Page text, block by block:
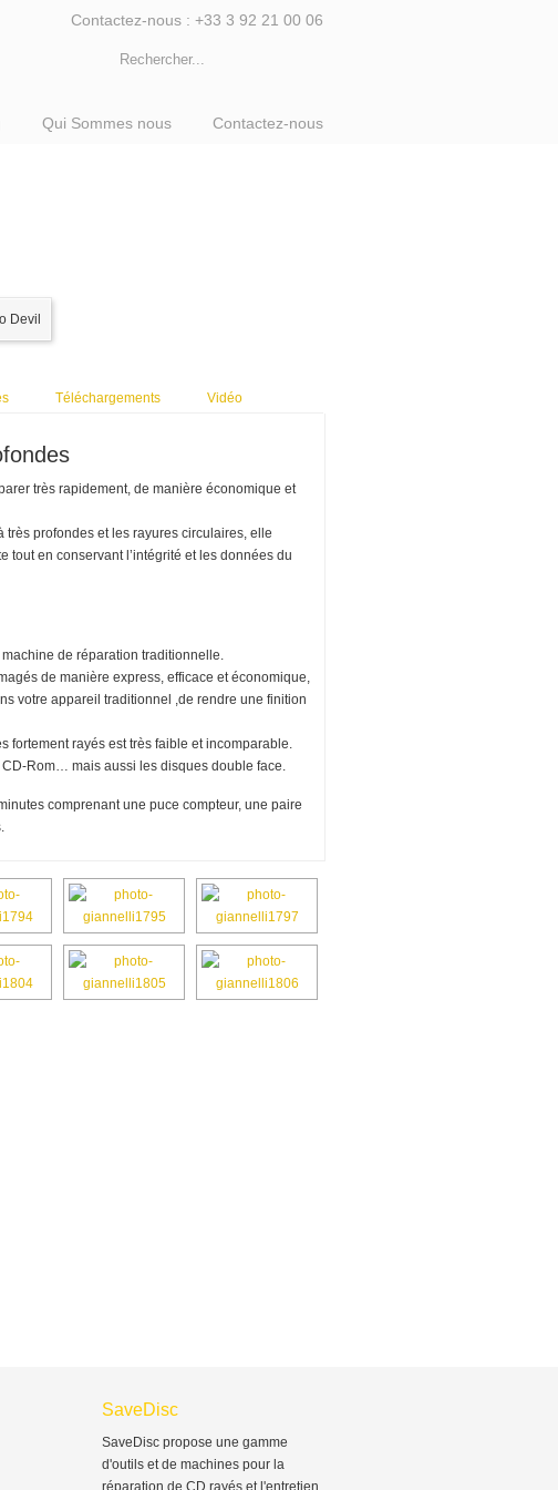
Contactez-nous : +33 3 92 21 00 06
Qui Sommes nous Contactez-nous
Téléchargements Vidéo
très rapidement, de manière économique et
profondes et les rayures circulaires, elle
tout en conservant l’intégrité et les données du
de réparation traditionnelle.
de manière express, efficace et économique,
votre appareil traditionnel ,de rendre une finition
fortement rayés est très faible et incomparable.
Rom… mais aussi les disques double face.
comprenant une puce compteur, une paire
SaveDisc
SaveDisc propose une gamme
d'outils et de machines pour la
réparation de CD rayés et l'entretien